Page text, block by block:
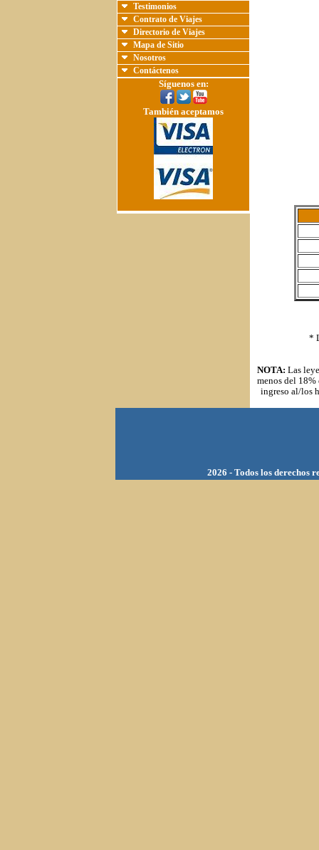
Testimonios
Contrato de Viajes
Directorio de Viajes
Mapa de Sitio
Nosotros
Contáctenos
Síguenos en:
También aceptamos
*
NOTA: Las
menos del 18%
ingreso al/los
2026 - Todos los derechos